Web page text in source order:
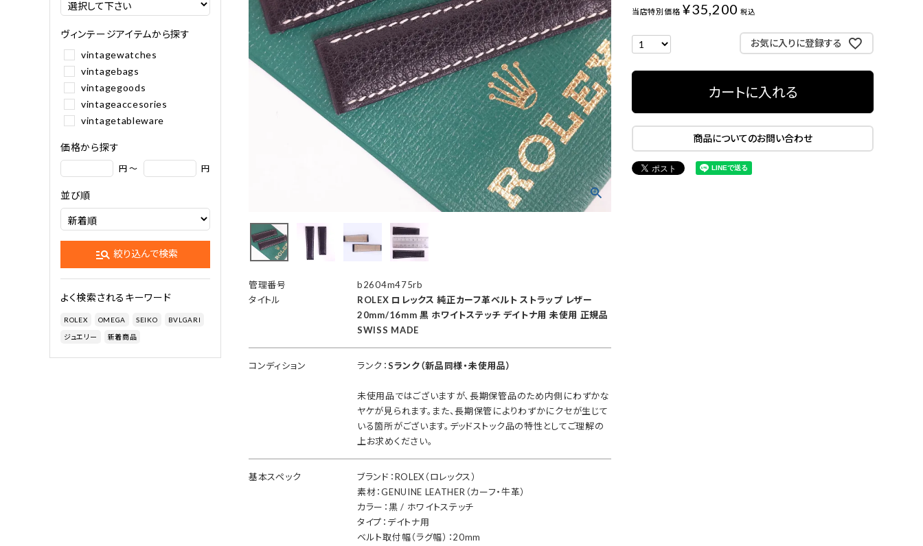
ヴィンテージアイテムから探す
vintagewatches
vintagebags
vintagegoods
vintageaccesories
vintagetableware
価格から探す
円 ～ 円
並び順
manage_search 絞り込んで検索
よく検索されるキーワード
ROLEX OMEGA SEIKO BVLGARI
ジュエリー 新着商品
管理番号
b2604m475rb
タイトル
ROLEX ロレックス 純正カーフ革ベルト ストラップ レザー
20mm/16mm 黒 ホワイトステッチ デイトナ用 未使用 正規品
SWISS MADE
コンディション ランク：Sランク（新品同様・未使用品）
未使用品ではございますが、長期保管品のため内側にわずかな
ヤケが見られます。また、長期保管によりわずかにクセが生じて
いる箇所がございます。デッドストック品の特性としてご理解の
上お求めください。
基本スペック
ブランド：ROLEX（ロレックス）
素材：GENUINE LEATHER（カーフ・牛革）
カラー：黒 / ホワイトステッチ
タイプ：デイトナ用
ベルト取付幅（ラグ幅）：20mm
当店特別価格 ¥35,200 税込
お気に入りに登録する
カートに入れる
商品についてのお問い合わせ